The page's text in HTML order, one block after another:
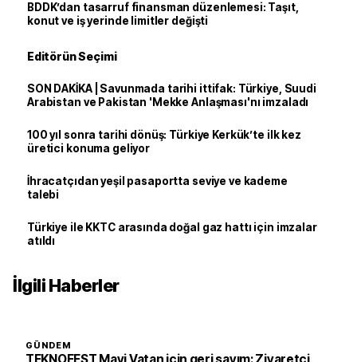
BDDK’dan tasarruf finansman düzenlemesi: Taşıt,
konut ve iş yerinde limitler değişti
Editörün Seçimi
SON DAKİKA | Savunmada tarihi ittifak: Türkiye, Suudi
Arabistan ve Pakistan 'Mekke Anlaşması'nı imzaladı
100 yıl sonra tarihi dönüş: Türkiye Kerkük’te ilk kez
üretici konuma geliyor
İhracatçıdan yeşil pasaportta seviye ve kademe
talebi
Türkiye ile KKTC arasında doğal gaz hattı için imzalar
atıldı
İlgili Haberler
GÜNDEM